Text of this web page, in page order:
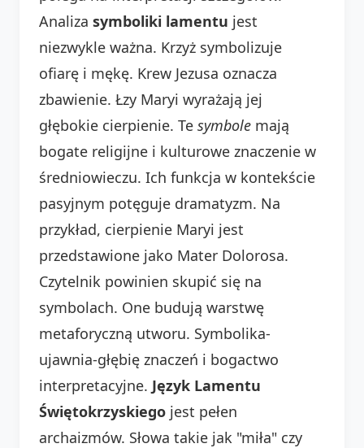
Analiza symboliki lamentu jest
niezwykle ważna. Krzyż symbolizuje
ofiarę i mękę. Krew Jezusa oznacza
zbawienie. Łzy Maryi wyrażają jej
głębokie cierpienie. Te symbole mają
bogate religijne i kulturowe znaczenie w
średniowieczu. Ich funkcja w kontekście
pasyjnym potęguje dramatyzm. Na
przykład, cierpienie Maryi jest
przedstawione jako Mater Dolorosa.
Czytelnik powinien skupić się na
symbolach. One budują warstwę
metaforyczną utworu. Symbolika-
ujawnia-głębię znaczeń i bogactwo
interpretacyjne. Język Lamentu
Świętokrzyskiego jest pełen
archaizmów. Słowa takie jak "miła" czy